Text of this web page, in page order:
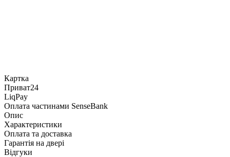
Картка
Приват24
LiqPay
Оплата частинами SenseBank
Опис
Характеристики
Оплата та доставка
Гарантія на двері
Відгуки